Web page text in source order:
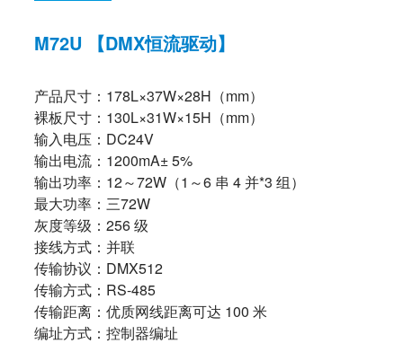
M72U 【DMX恒流驱动】
产品尺寸：178L×37W×28H（mm）
裸板尺寸：130L×31W×15H（mm）
输入电压：DC24V
输出电流：1200mA± 5%
输出功率：12～72W（1～6 串 4 并*3 组）
最大功率：三72W
灰度等级：256 级
接线方式：并联
传输协议：DMX512
传输方式：RS-485
传输距离：优质网线距离可达 100 米
编址方式：控制器编址